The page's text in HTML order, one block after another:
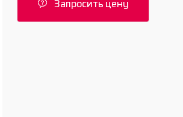
Запросить цену